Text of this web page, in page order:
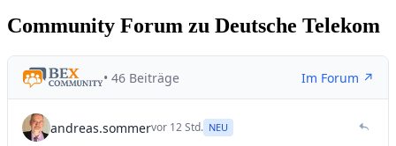
Community Forum zu Deutsche Telekom